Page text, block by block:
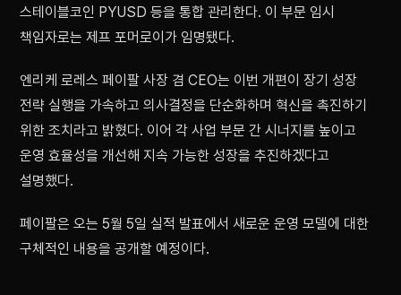
스테이블코인 PYUSD 등을 통합 관리한다. 이 부문 임시
책임자로는 제프 포머로이가 임명됐다.
엔리케 로레스 페이팔 사장 겸 CEO는 이번 개편이 장기 성장
전략 실행을 가속하고 의사결정을 단순화하며 혁신을 촉진하기
위한 조치라고 밝혔다. 이어 각 사업 부문 간 시너지를 높이고
운영 효율성을 개선해 지속 가능한 성장을 추진하겠다고
설명했다.
페이팔은 오는 5월 5일 실적 발표에서 새로운 운영 모델에 대한
구체적인 내용을 공개할 예정이다.